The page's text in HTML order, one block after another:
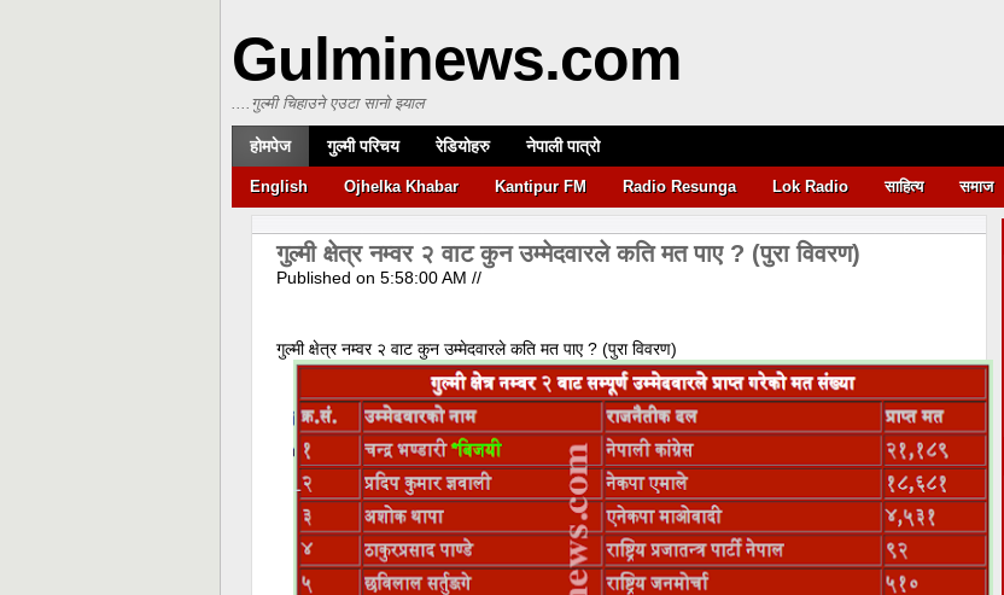
Gulminews.com
....गुल्मी चिहाउने एउटा सानो झ्याल
होमपेज गुल्मी परिचय रेडियोहरु नेपाली पात्रो
English Ojhelka Khabar Kantipur FM Radio Resunga Lok Radio साहित्य समाज
गुल्मी क्षेत्र नम्वर २ वाट कुन उम्मेदवारले कति मत पाए ? (पुरा विवरण)
Published on 5:58:00 AM //
गुल्मी क्षेत्र नम्वर २ वाट कुन उम्मेदवारले कति मत पाए ? (पुरा विवरण)